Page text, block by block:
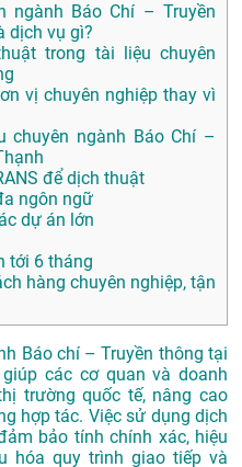
ngành Báo Chí – Truyền
dịch vụ gì?
trong tài liệu chuyên
vị chuyên nghiệp thay vì
chuyên ngành Báo Chí –
để dịch thuật
ngôn ngữ
dự án lớn
tới 6 tháng
hàng chuyên nghiệp, tận
Báo chí – Truyền thông tại
các cơ quan và doanh
trường quốc tế, nâng cao
hợp tác. Việc sử dụng dịch
bảo tính chính xác, hiệu
hóa quy trình giao tiếp và